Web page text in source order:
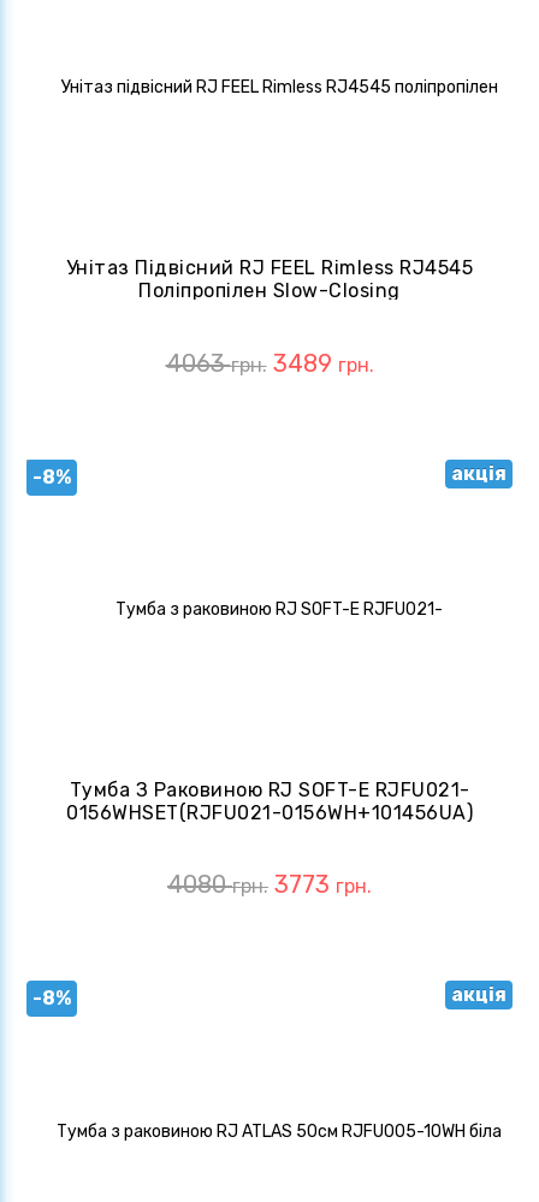
Унітаз Підвісний RJ FEEL Rimless RJ4545
Поліпропілен Slow-Closing
4063грн. 3489 грн.
-8% акція
Тумба З Раковиною RJ SOFT-E RJFU021-
0156WHSET(RJFU021-0156WH+101456UA)
4080грн. 3773 грн.
-8% акція